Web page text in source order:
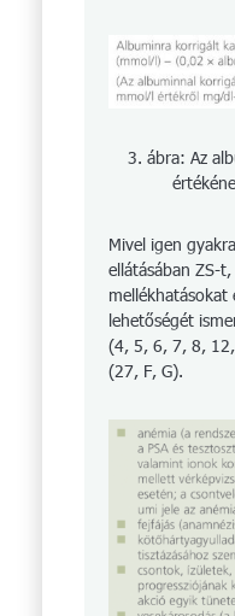
3. ábra: Az
Mivel igen
ellátásában ZS-
mellékhatásokat
lehetőségét
(4, 5, 6, 7, 8,
(27, F, G).